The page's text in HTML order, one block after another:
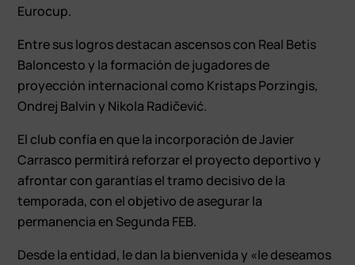
Eurocup.
Entre sus logros destacan ascensos con Real Betis
Baloncesto y la formación de jugadores de
proyección internacional como Kristaps Porzingis,
Ondrej Balvin y Nikola Radičević.
El club confía en que la incorporación de Javier
Carrasco permitirá reforzar el proyecto deportivo y
afrontar con garantías el tramo decisivo de la
temporada, con el objetivo de asegurar la
permanencia en Segunda FEB.
Desde la entidad, le dan la bienvenida y «le deseamos